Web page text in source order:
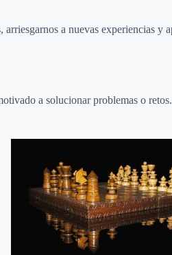
a nuevas experiencias y
a solucionar problemas o